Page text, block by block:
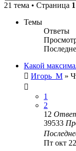
21 тема • Страница 1
Темы
Ответы
Какой
Игорь_М »
1
2
12
39533
Пт окт